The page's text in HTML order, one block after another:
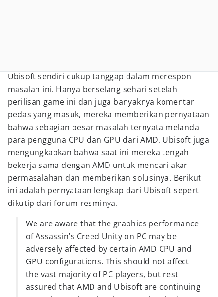
Ubisoft sendiri cukup tanggap dalam merespon
masalah ini. Hanya berselang sehari setelah
perilisan game ini dan juga banyaknya komentar
pedas yang masuk, mereka memberikan pernyataan
bahwa sebagian besar masalah ternyata melanda
para pengguna CPU dan GPU dari AMD. Ubisoft juga
mengungkapkan bahwa saat ini mereka tengah
bekerja sama dengan AMD untuk mencari akar
permasalahan dan memberikan solusinya. Berikut
ini adalah pernyataan lengkap dari Ubisoft seperti
dikutip dari forum resminya.
We are aware that the graphics performance
of Assassin’s Creed Unity on PC may be
adversely affected by certain AMD CPU and
GPU configurations. This should not affect
the vast majority of PC players, but rest
assured that AMD and Ubisoft are continuing